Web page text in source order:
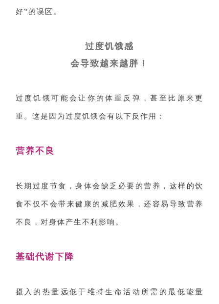
好”的误区。
过度饥饿感
会导致越来越胖！
过度饥饿可能会让你的体重反弹，甚至比原来更
重。这是因为过度饥饿会有以下反作用：
营养不良
长期过度节食，身体会缺乏必要的营养，这样的饮
食不仅不会带来健康的减肥效果，还容易导致营养
不良，对身体产生不利影响。
基础代谢下降
摄入的热量远低于维持生命活动所需的最低能量